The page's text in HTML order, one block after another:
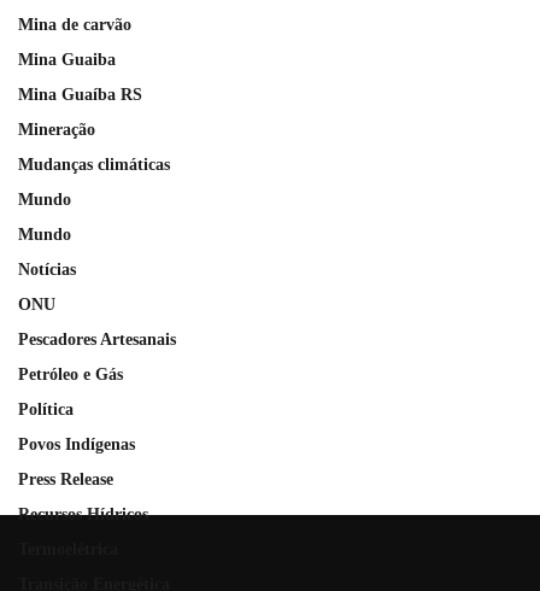
Mina de carvão
Mina Guaiba
Mina Guaíba RS
Mineração
Mudanças climáticas
Mundo
Mundo
Notícias
ONU
Pescadores Artesanais
Petróleo e Gás
Política
Povos Indígenas
Press Release
Recursos Hídricos